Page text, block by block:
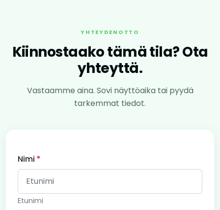
YHTEYDENOTTO
Kiinnostaako tämä tila? Ota
yhteyttä.
Vastaamme aina. Sovi näyttöaika tai pyydä
tarkemmat tiedot.
Nimi
Etunimi